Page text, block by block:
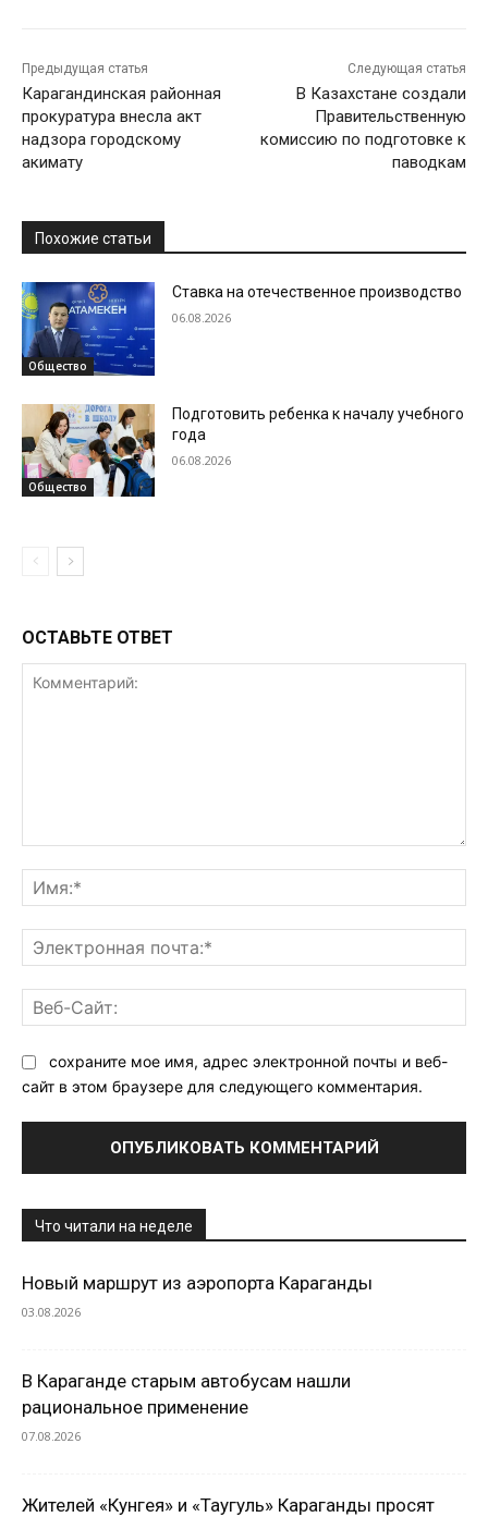
Предыдущая статья
Карагандинская районная
прокуратура внесла акт
надзора городскому
акимату
Следующая статья
В Казахстане создали
Правительственную
комиссию по подготовке к
паводкам
Похожие статьи
Общество
Ставка на отечественное производство
06.08.2026
Общество
Подготовить ребенка к началу учебного
года
06.08.2026
ОСТАВЬТЕ ОТВЕТ
сохраните мое имя, адрес электронной почты и веб-
сайт в этом браузере для следующего комментария.
Что читали на неделе
Новый маршрут из аэропорта Караганды
03.08.2026
В Караганде старым автобусам нашли
рациональное применение
07.08.2026
Жителей «Кунгея» и «Таугуль» Караганды просят